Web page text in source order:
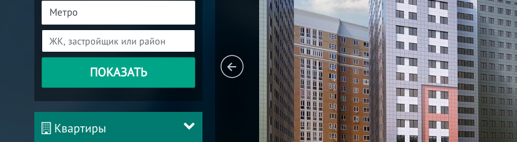
ПОКАЗАТЬ
Квартиры